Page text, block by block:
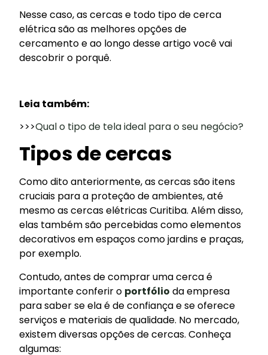
Nesse caso, as cercas e todo tipo de cerca
elétrica são as melhores opções de
cercamento e ao longo desse artigo você vai
descobrir o porquê.
Leia também:
>>>Qual o tipo de tela ideal para o seu negócio?
Tipos de cercas
Como dito anteriormente, as cercas são itens
cruciais para a proteção de ambientes, até
mesmo as cercas elétricas Curitiba. Além disso,
elas também são percebidas como elementos
decorativos em espaços como jardins e praças,
por exemplo.
Contudo, antes de comprar uma cerca é
importante conferir o portfólio da empresa
para saber se ela é de confiança e se oferece
serviços e materiais de qualidade. No mercado,
existem diversas opções de cercas. Conheça
algumas: